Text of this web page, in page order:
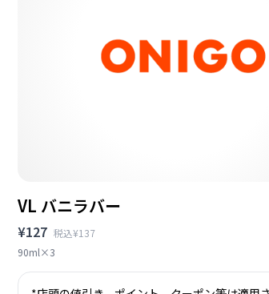
VL バニラバー
¥127 税込¥137
90ml×3